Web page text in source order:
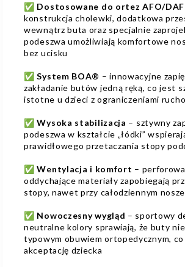
✅ Dostosowane do ortez AFO/
konstrukcja cholewki, dodatkowa
wewnątrz buta oraz specjalnie
podeszwa umożliwiają komfortowe
bez ucisku
✅System BOA® – innowacyjne
zakładanie butów jedną ręką, co jest
istotne u dzieci z ograniczeniami
✅Wysoka stabilizacja – sztywny
podeszwa w kształcie „łódki”
prawidłowego przetaczania stopy
✅Wentylacja i komfort –
oddychające materiały zapobiegają
stopy, nawet przy całodziennym
✅ Nowoczesny wygląd – sportowy
neutralne kolory sprawiają, że buty nie
typowym obuwiem ortopedycznym, co
akceptację dziecka